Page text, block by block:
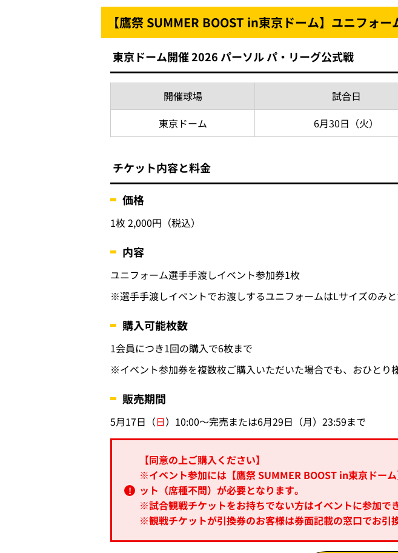
【鷹祭 SUMMER BOOST in東京ドーム】ユニフォ
東京ドーム開催 2026 パーソル パ・リーグ公式戦
開催球場 試合日
東京 ドーム 6月30日 （火）
チケット内容と料金
価格
1枚 2,000円（税込）
内容
ユニフォーム選手手渡しイベント参加券1枚
※選手手渡しイベントでお渡しするユニフォームはLサイズのみと
購入可能枚数
1会員につき1回の購入で6枚まで
※イベント参加券を複数枚ご購入いただいた場合でも、おひとり
販売期間
5月17日（日）10:00～完売または6月29日（月）23:59まで
【同意の上ご購入ください】
※イベント参加には【鷹祭 SUMMER BOOST in東京ドー
ット（席種不問）が必要となります。
※試合観戦チケットをお持ちでない方はイベントに参加で
※観戦チケットが引換券のお客様は券面記載の窓口でお引